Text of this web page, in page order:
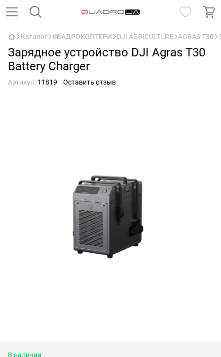
Каталог КВАДРОКОПТЕРИ DJI AGRICULTURE AGRAS T30
Зарядное устройство DJI Agras T30
Battery Charger
Артикул: 11819 Оставить отзыв
В наличии